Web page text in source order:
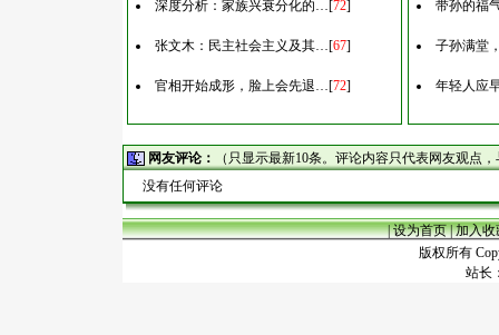
深度分析：家族兴衰分化的…[72]
张文木：民主社会主义及其…[67]
官相开始成形，脸上会先退…[72]
带孙的福
子孙满堂
年轻人应
网友评论：
（只显示最新10条。评论内容只代表网友观点
没有任何评论
|设为首页|加入收
版权所有
站长